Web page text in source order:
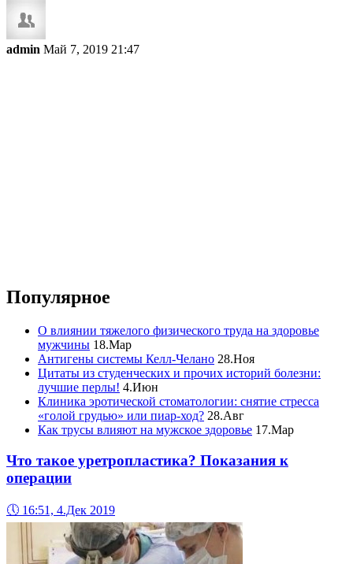
admin Май 7, 2019 21:47
Популярное
О влиянии тяжелого физического труда на здоровье
мужчины 18.Мар
Антигены системы Келл-Челано 28.Ноя
Цитаты из студенческих и прочих историй болезни:
лучшие перлы! 4.Июн
Клиника эротической стоматологии: снятие стресса
«голой грудью» или пиар-ход? 28.Авг
Как трусы влияют на мужское здоровье 17.Мар
Что такое уретропластика? Показания к
операции
🕔 16:51, 4.Дек 2019